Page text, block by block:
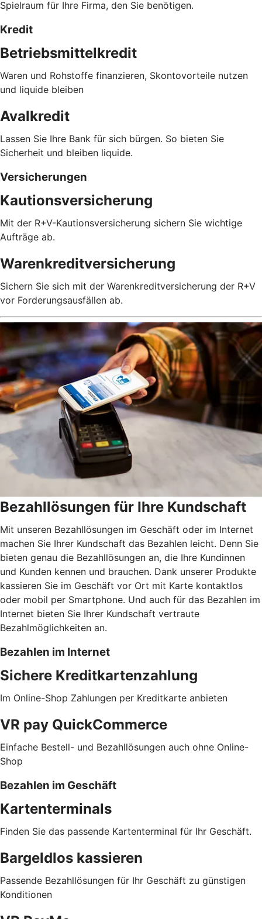
Spielraum für Ihre Firma, den Sie benötigen.
Kredit
Betriebsmittelkredit
Waren und Rohstoffe finanzieren, Skontovorteile nutzen
und liquide bleiben
Avalkredit
Lassen Sie Ihre Bank für sich bürgen. So bieten Sie
Sicherheit und bleiben liquide.
Versicherungen
Kautionsversicherung
Mit der R+V-Kautionsversicherung sichern Sie wichtige
Aufträge ab.
Warenkreditversicherung
Sichern Sie sich mit der Warenkreditversicherung der R+V
vor Forderungsausfällen ab.
Bezahllösungen für Ihre Kundschaft
Mit unseren Bezahllösungen im Geschäft oder im Internet
machen Sie Ihrer Kundschaft das Bezahlen leicht. Denn Sie
bieten genau die Bezahllösungen an, die Ihre Kundinnen
und Kunden kennen und brauchen. Dank unserer Produkte
kassieren Sie im Geschäft vor Ort mit Karte kontaktlos
oder mobil per Smartphone. Und auch für das Bezahlen im
Internet bieten Sie Ihrer Kundschaft vertraute
Bezahlmöglichkeiten an.
Bezahlen im Internet
Sichere Kreditkartenzahlung
Im Online-Shop Zahlungen per Kreditkarte anbieten
VR pay QuickCommerce
Einfache Bestell- und Bezahllösungen auch ohne Online-
Shop
Bezahlen im Geschäft
Kartenterminals
Finden Sie das passende Kartenterminal für Ihr Geschäft.
Bargeldlos kassieren
Passende Bezahllösungen für Ihr Geschäft zu günstigen
Konditionen